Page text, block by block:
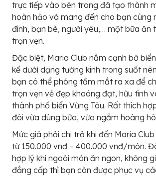
trực tiếp vào bên trong đã tạo thành
hoàn hảo và mang đến cho bạn cùng
đình, bạn bè, người yêu,… một bữa ăn
trọn vẹn.
Đặc biệt, Maria Club nằm cạnh bờ
kế dưới dạng tường kính trong suốt
bạn có thể phóng tầm mắt ra xa để
trọn vẹn vẻ đẹp khoáng đạt, hữu tình
thành phố biển Vũng Tàu. Rất thích
đôi vừa dùng bữa, vừa ngắm hoàng
Mức giá phải chi trả khi đến Maria
từ 150.000 vnđ – 400.000 vnđ/món.
hợp lý khi ngoài món ăn ngon, không
đẳng cấp thì bạn còn được phục vụ